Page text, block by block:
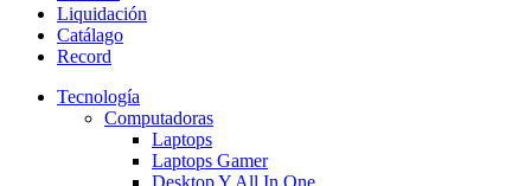
Liquidación
Catálago
Record
Tecnología
Computadoras
Laptops
Laptops Gamer